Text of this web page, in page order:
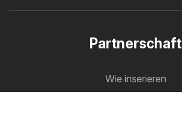
Partnerschaft
Wie inserieren